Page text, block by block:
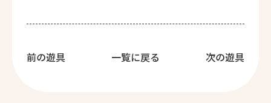
前の遊具 一覧に戻る 次の遊具